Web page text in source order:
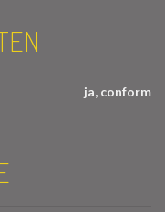
ja, conform